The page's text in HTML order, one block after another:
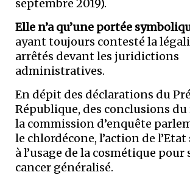
septembre 2019).
Elle n’a qu’une portée
ayant toujours contesté la
arrêtés devant les juridictions
administratives.
En dépit des déclarations du
République, des conclusions
la commission d’enquête
le chlordécone, l’action de l’Etat
à l’usage de la cosmétique
cancer généralisé.